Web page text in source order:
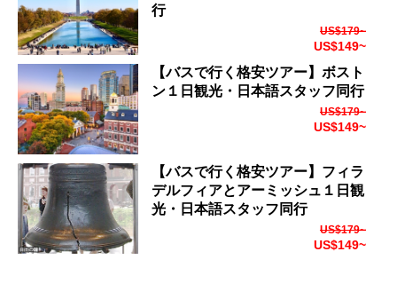
行
US$179~
US$149~
【バスで行く格安ツアー】ボスト
ン１日観光・日本語スタッフ同行
US$179~
US$149~
【バスで行く格安ツアー】フィラ
デルフィアとアーミッシュ１日観
光・日本語スタッフ同行
US$179~
US$149~